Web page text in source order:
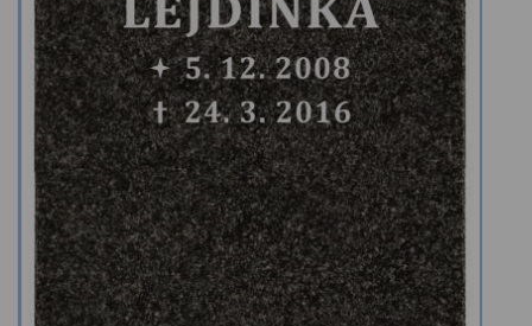
Zvířecí náhrobky a pomníčky
Kamenné stoly, konferenční stolky
Barevné kamenné drti
Štípané kamenné obklady
Dárkové předměty z přírodního kamene
Gabiony, gabionový kámen
Údržba a čištění kamene